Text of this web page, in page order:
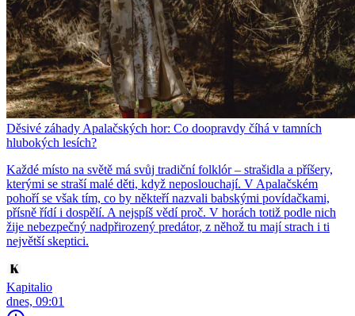
Děsivé záhady Apalačských hor: Co doopravdy číhá v tamních
hlubokých lesích?
Každé místo na světě má svůj tradiční folklór – strašidla a příšery,
kterými se straší malé děti, když neposlouchají. V Apalačském
pohoří se však tím, co by někteří nazvali babskými povídačkami,
přísně řídí i dospělí. A nejspíš vědí proč. V horách totiž podle nich
žije nebezpečný nadpřirozený predátor, z něhož tu mají strach i ti
největší skeptici.
Kapitalio
dnes, 09:01